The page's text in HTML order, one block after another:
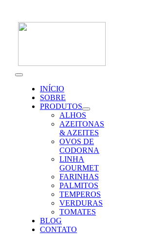
content
Toggle
NavigationINÍCIO
SOBRE
PRODUTOS
ALHOS
AZEITONAS
& AZEITES
OVOS DE
CODORNA
LINHA
GOURMET
FARINHAS
PALMITOS
TEMPEROS
VERDURAS
TOMATES
BLOG
CONTATO